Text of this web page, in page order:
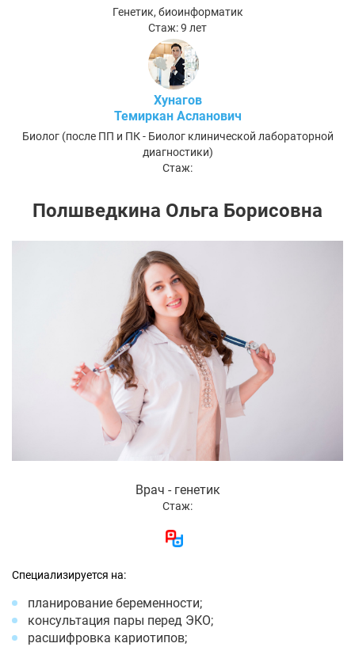
Генетик, биоинформатик
Стаж: 9 лет
Хунагов
Темиркан Асланович
Биолог (после ПП и ПК - Биолог клинической лабораторной
диагностики)
Стаж:
Полшведкина Ольга Борисовна
Врач - генетик
Стаж:
Специализируется на:
планирование беременности;
консультация пары перед ЭКО;
расшифровка кариотипов;